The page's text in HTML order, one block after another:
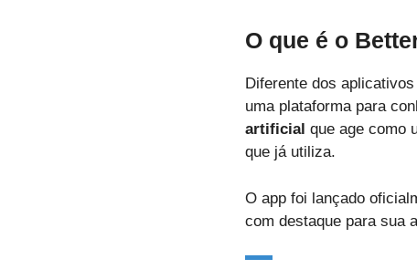
O que é o
Diferente dos
uma plataforma para
artificial que age como
que já utiliza.
O app foi lançado
com destaque para sua